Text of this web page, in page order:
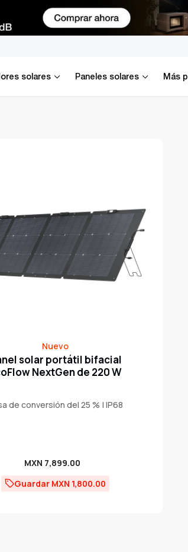
solares Paneles solares Más
Nuevo
solar portátil bifacial
NextGen de 220 W
de conversión del 25 % | IP68
Precio
de
venta
MXN 7,899.00
Guardar MXN 1,800.00